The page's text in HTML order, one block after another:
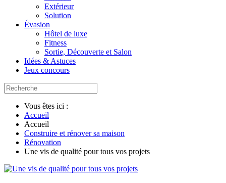
Extérieur
Solution
Évasion
Hôtel de luxe
Fitness
Sortie, Découverte et Salon
Idées & Astuces
Jeux concours
Vous êtes ici :
Accueil
Accueil
Construire et rénover sa maison
Rénovation
Une vis de qualité pour tous vos projets